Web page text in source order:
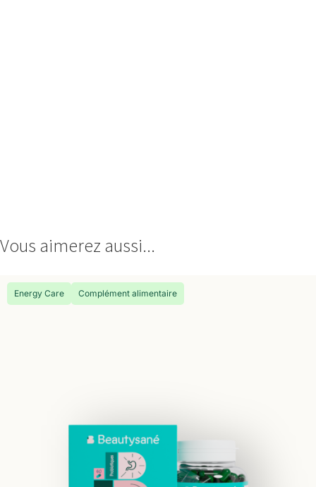
Vous aimerez aussi...
Energy Care Complément alimentaire